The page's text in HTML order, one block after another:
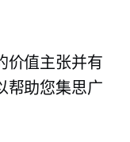
价值主张并有
帮助您集思广